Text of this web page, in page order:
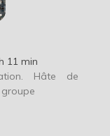
11 min
Hâte de